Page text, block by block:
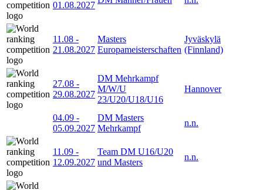
01.08.2027
11.08 -
21.08.2027
Masters
Europameisterschaften
Jyväskylä
(Finnland)
27.08 -
29.08.2027
DM Mehrkampf
M/W/U
23/U20/U18/U16
Hannover
04.09 -
05.09.2027
DM Masters
Mehrkampf
n.n.
11.09 -
12.09.2027
Team DM U16/U20
und Masters
n.n.